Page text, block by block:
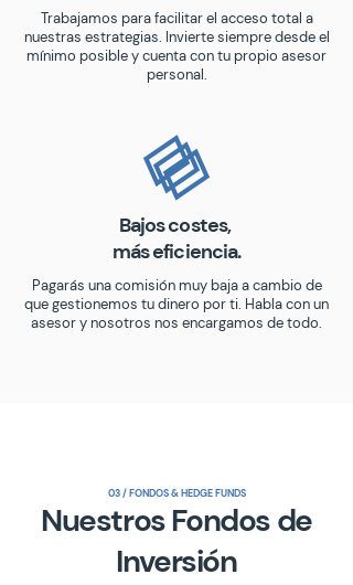
Trabajamos para facilitar el acceso total a
nuestras estrategias. Invierte siempre desde el
mínimo posible y cuenta con tu propio asesor
personal.
Bajos costes,
más eficiencia.
Pagarás una comisión muy baja a cambio de
que gestionemos tu dinero por ti. Habla con un
asesor y nosotros nos encargamos de todo.
03 / FONDOS & HEDGE FUNDS
Nuestros Fondos de
Inversión